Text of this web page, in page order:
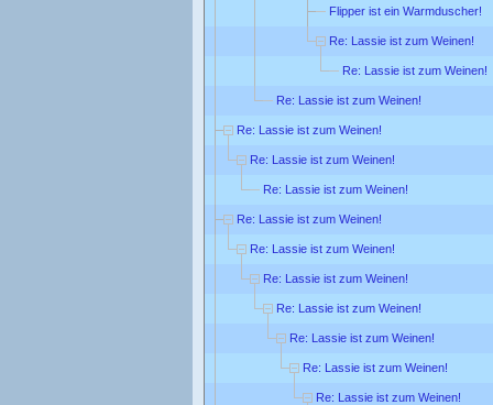
Flipper ist ein Warmduscher!
Re: Lassie ist zum Weinen!
Re: Lassie ist zum Weinen!
Re: Lassie ist zum Weinen!
Re: Lassie ist zum Weinen!
Re: Lassie ist zum Weinen!
Re: Lassie ist zum Weinen!
Re: Lassie ist zum Weinen!
Re: Lassie ist zum Weinen!
Re: Lassie ist zum Weinen!
Re: Lassie ist zum Weinen!
Re: Lassie ist zum Weinen!
Re: Lassie ist zum Weinen!
Re: Lassie ist zum Weinen!